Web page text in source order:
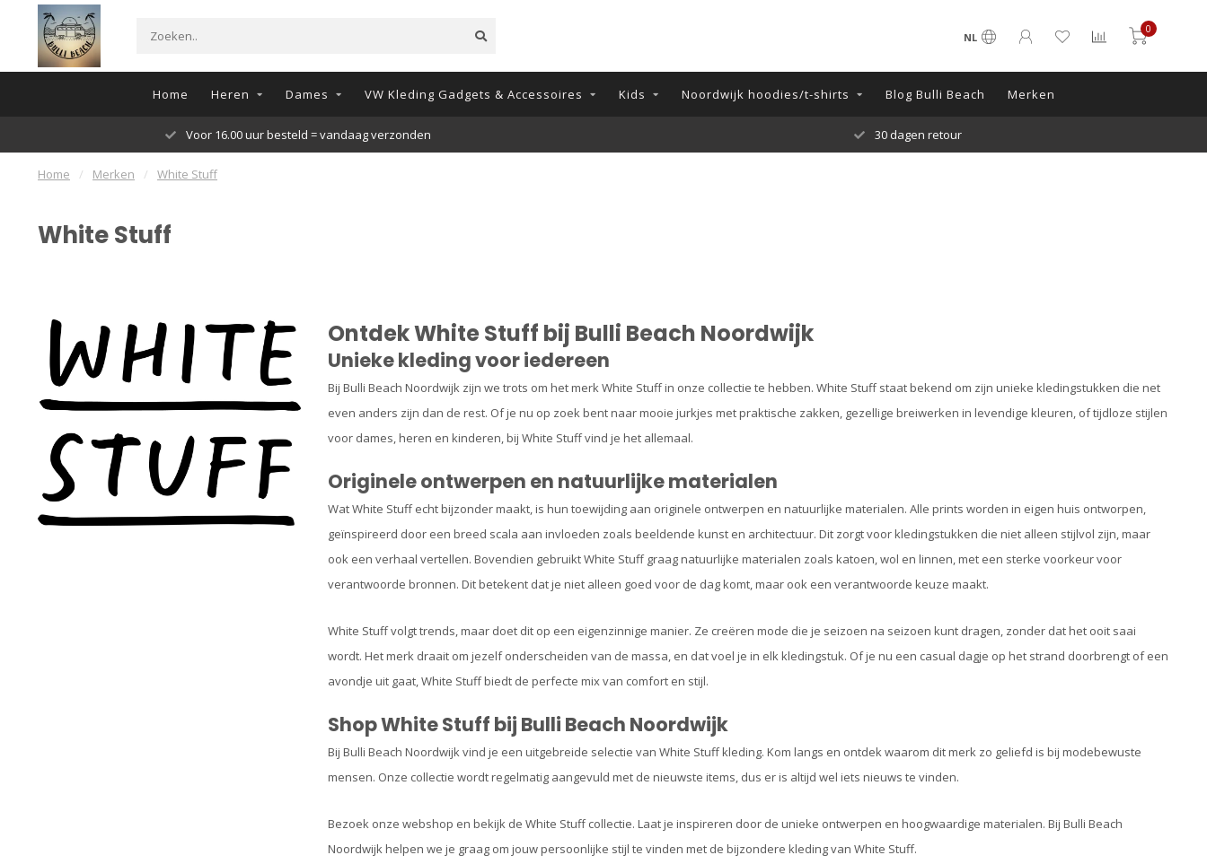
NL
0
Home Heren Dames VW Kleding Gadgets & Accessoires Kids Noordwijk hoodies/t-shirts Blog Bulli Beach Merken
Voor 16.00 uur besteld = vandaag verzonden 30 dagen retour
Home / Merken / White Stuff
White Stuff
Ontdek White Stuff bij Bulli Beach Noordwijk
Unieke kleding voor iedereen
Bij Bulli Beach Noordwijk zijn we trots om het merk White Stuff in onze collectie te hebben. White Stuff staat bekend om zijn unieke kledingstukken die net
even anders zijn dan de rest. Of je nu op zoek bent naar mooie jurkjes met praktische zakken, gezellige breiwerken in levendige kleuren, of tijdloze stijlen
voor dames, heren en kinderen, bij White Stuff vind je het allemaal.
Originele ontwerpen en natuurlijke materialen
Wat White Stuff echt bijzonder maakt, is hun toewijding aan originele ontwerpen en natuurlijke materialen. Alle prints worden in eigen huis ontworpen,
geïnspireerd door een breed scala aan invloeden zoals beeldende kunst en architectuur. Dit zorgt voor kledingstukken die niet alleen stijlvol zijn, maar
ook een verhaal vertellen. Bovendien gebruikt White Stuff graag natuurlijke materialen zoals katoen, wol en linnen, met een sterke voorkeur voor
verantwoorde bronnen. Dit betekent dat je niet alleen goed voor de dag komt, maar ook een verantwoorde keuze maakt.
White Stuff volgt trends, maar doet dit op een eigenzinnige manier. Ze creëren mode die je seizoen na seizoen kunt dragen, zonder dat het ooit saai
wordt. Het merk draait om jezelf onderscheiden van de massa, en dat voel je in elk kledingstuk. Of je nu een casual dagje op het strand doorbrengt of een
avondje uit gaat, White Stuff biedt de perfecte mix van comfort en stijl.
Shop White Stuff bij Bulli Beach Noordwijk
Bij Bulli Beach Noordwijk vind je een uitgebreide selectie van White Stuff kleding. Kom langs en ontdek waarom dit merk zo geliefd is bij modebewuste
mensen. Onze collectie wordt regelmatig aangevuld met de nieuwste items, dus er is altijd wel iets nieuws te vinden.
Bezoek onze webshop en bekijk de White Stuff collectie. Laat je inspireren door de unieke ontwerpen en hoogwaardige materialen. Bij Bulli Beach
Noordwijk helpen we je graag om jouw persoonlijke stijl te vinden met de bijzondere kleding van White Stuff.